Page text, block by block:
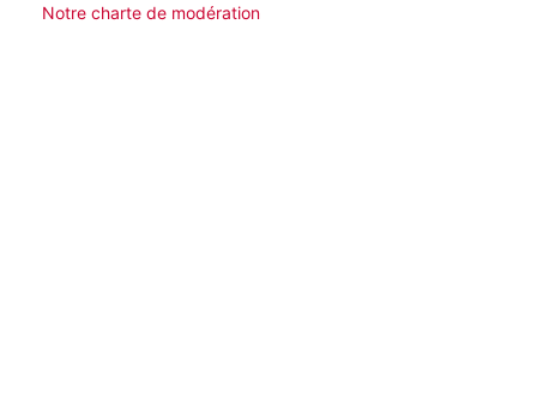
Notre charte de modération